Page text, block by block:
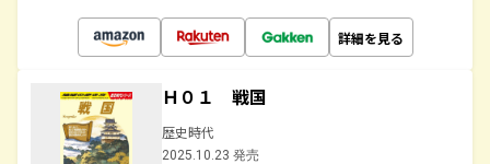
詳細を見る
Ｈ０１ 戦国
歴史時代
2025.10.23 発売